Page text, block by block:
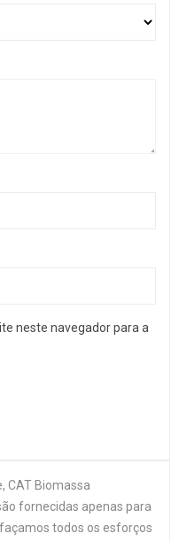
neste navegador para a
CAT Biomassa
fornecidas apenas para
todos os esforços